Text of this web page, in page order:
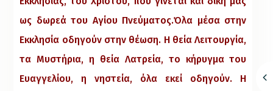
ως δωρεά του Αγίου Πνεύματος.Όλα μέσα στην
Εκκλησία οδηγούν στην θέωση. Η θεία Λειτουργία,
τα Μυστήρια, η θεία Λατρεία, το κήρυγμα του
Ευαγγελίου, η νηστεία, όλα εκεί οδηγούν. Η